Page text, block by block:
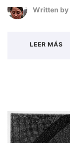
Written by
LEER MÁS